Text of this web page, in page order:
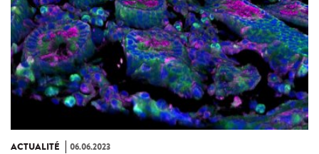
ACTUALITÉ 06.06.2023